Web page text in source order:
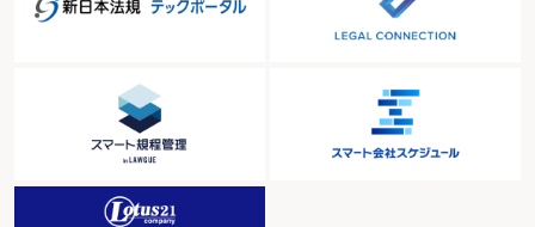
模を拡大し、法人Yを含めた事業グループの取引先獲得につき、中心的な
③ Xは、法人Yの取引先が増えるに従って、上得意先や問題のある取引先
については、自ら対応方法等を管理しており、法人Yの主要な業務に直接
関わっていた。
④ Xは、経理面においても、法人Yの代表のZに対し、臨時の支出につい
ての権限を与えず、Xの承諾を必要とするなど、Zよりも上位の地位にあ